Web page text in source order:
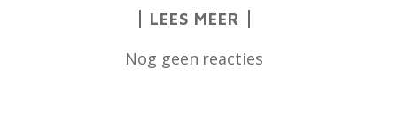
LEES MEER
Nog geen reacties